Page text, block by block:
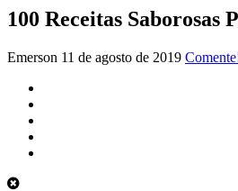
100 Receitas Saborosas
Emerson 11 de agosto de 2019